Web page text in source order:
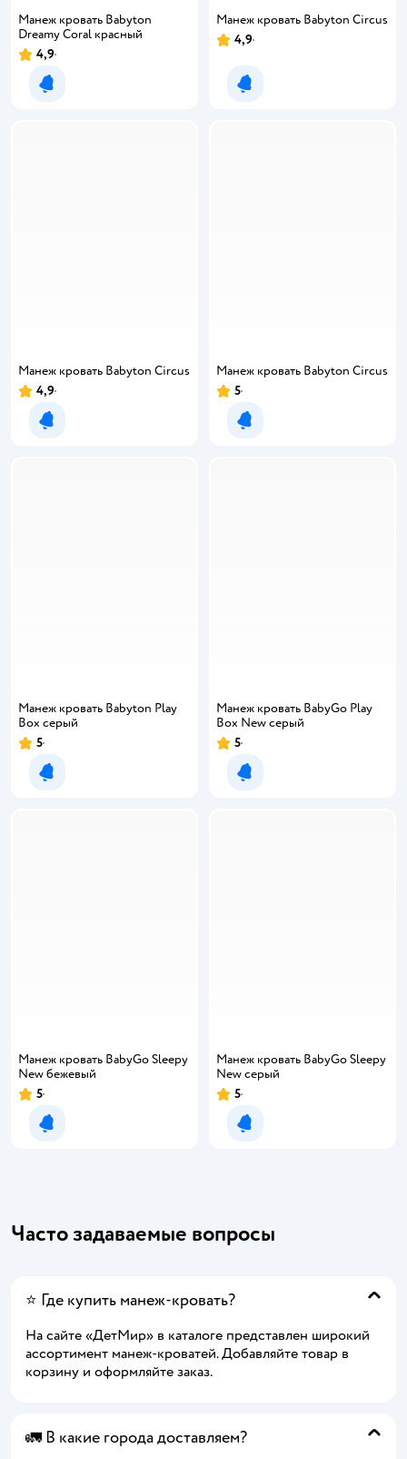
Манеж кровать Babyton
Dreamy Coral красный
4,9
Уведомить о появлении
Манеж кровать Babyton Circus
4,9
Уведомить о появлении
Манеж кровать Babyton Circus
4,9
Уведомить о появлении
Манеж кровать Babyton Circus
5
Уведомить о появлении
Манеж кровать Babyton Play
Box серый
5
Уведомить о появлении
Манеж кровать BabyGo Play
Box New серый
5
Уведомить о появлении
Манеж кровать BabyGo Sleepy
New бежевый
5
Уведомить о появлении
Манеж кровать BabyGo Sleepy
New серый
5
Уведомить о появлении
Часто задаваемые вопросы
⭐ Где купить манеж-кровать?
На сайте «ДетМир» в каталоге представлен широкий
ассортимент манеж-кроватей. Добавляйте товар в
корзину и оформляйте заказ.
🚛 В какие города доставляем?